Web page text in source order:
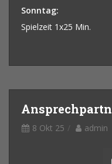
Sonntag:
Spielzeit 1x25 Min.
8 Okt 25 admin